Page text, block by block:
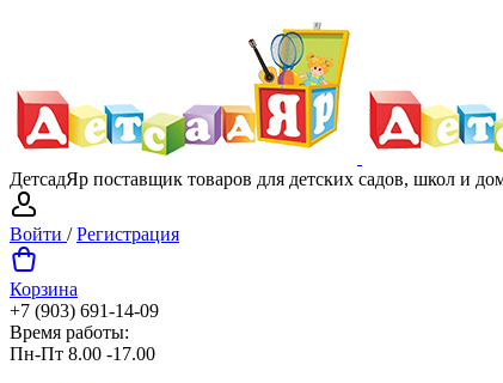
ДетсадЯр поставщик товаров для детских садов, школ и
Войти /Регистрация
Корзина
+7 (903) 691-14-09
Время работы:
Пн-Пт 8.00 -17.00